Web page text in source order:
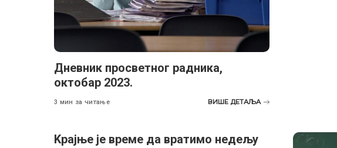
Дневник просветног радника,
октобар 2023.
3 мин за читање ВИШЕ ДЕТАЉА
Kрајње је време да вратимо недељу